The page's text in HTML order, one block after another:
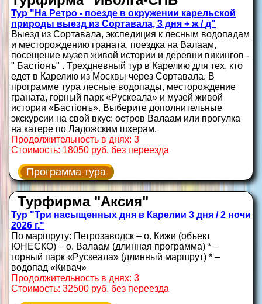
Тур "На Ретро - поезде в окружении карельской
природы выезд из Сортавала, 3 дня + ж / д"
Выезд из Сортавала, экспедиция к лесным водопадам
и месторождению граната, поездка на Валаам,
посещение музея живой истории и деревни викингов -
" Бастiонъ" . Трехдневный тур в Карелию для тех, кто
едет в Карелию из Москвы через Сортавала. В
программе тура лесные водопады, месторождение
граната, горный парк «Рускеала» и музей живой
истории «Бастiонъ». Выберите дополнительные
экскурсии на свой вкус: остров Валаам или прогулка
на катере по Ладожским шхерам.
Продолжительность в днях: 3
Стоимость: 18050 руб. без переезда
Программа тура
Турфирма "Аксия"
Тур "Три насыщенных дня в Карелии 3 дня / 2 ночи
2026 г."
По маршруту: Петрозаводск – о. Кижи (объект
ЮНЕСКО) – о. Валаам (длинная программа) * –
горный парк «Рускеала» (длинный маршрут) * –
водопад «Кивач»
Продолжительность в днях: 3
Стоимость: 32500 руб. без переезда